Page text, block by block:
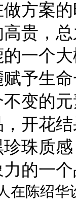
方案
贵，
一个
予生
变的
开花
珠质
的一
在陈绍